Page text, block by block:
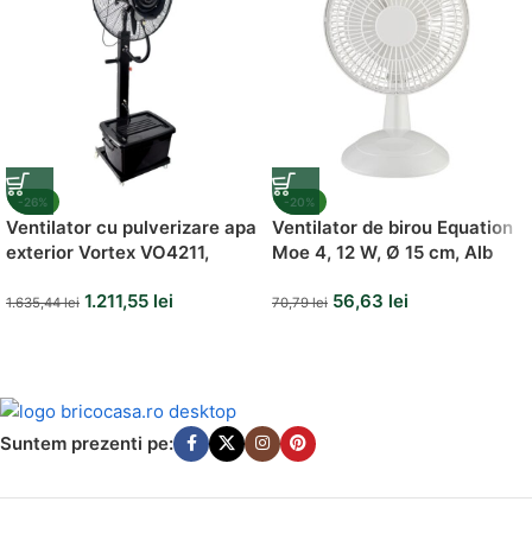
-26%
Ventilator cu pulverizare apa
exterior Vortex VO4211,
1.635,44lei 1.211,55 lei
-20%
Ventilator de birou Equation
Moe 4, 12 W, Ø 15 cm, Alb
70,79lei 56,63 lei
Suntem prezenti pe: